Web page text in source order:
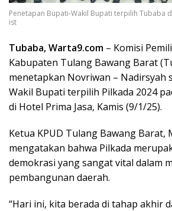
Penetapan Bupati-Wakil Bupati terpilih Tubaba
ist
Tubaba, Warta9.com – Komisi
Kabupaten Tulang Bawang Barat
menetapkan Novriwan – Nadirsyah
Wakil Bupati terpilih Pilkada 2024
di Hotel Prima Jasa, Kamis (9/1/25).
Ketua KPUD Tulang Bawang Barat,
mengatakan bahwa Pilkada
demokrasi yang sangat vital dalam
pembangunan daerah.
“Hari ini, kita berada di tahap akhir